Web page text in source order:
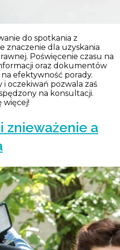
do spotkania z
znaczenie dla uzyskania
Poświęcenie czasu na
oraz dokumentów
efektywność porady.
oczekiwań pozwala zaś
na konsultacji.
więcej!
znieważenie a